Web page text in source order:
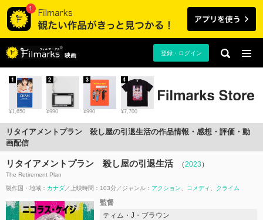
映画 登録・ログイン
¥1,650
1
¥990
2
¥990
3
¥7,700
4
リタイアメントプラン 殺し屋の引退生活の作品情報・感想・評価・動
画配信
リタイアメントプラン 殺し屋の引退生活 （2023）
The Retirement Plan
製作国・地域： カナダ 上映時間：103分 ジャンル： アクション コメディ クライム
監督
ティム・J・ブラウン